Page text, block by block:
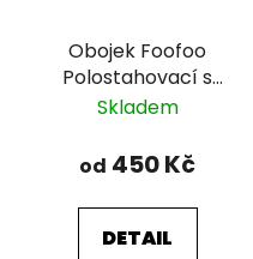
Obojek Foofoo
Polostahovací s
řetízkem - Pink II.
Skladem
od 450 Kč
DETAIL